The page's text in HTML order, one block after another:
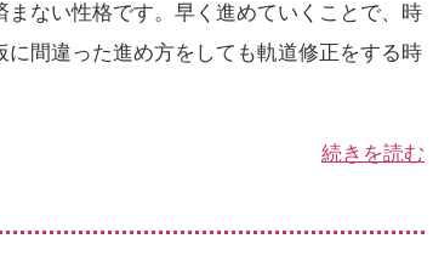
まない性格です。早く進めていくことで、時
間違った進め方をしても軌道修正をする時
続きを読む